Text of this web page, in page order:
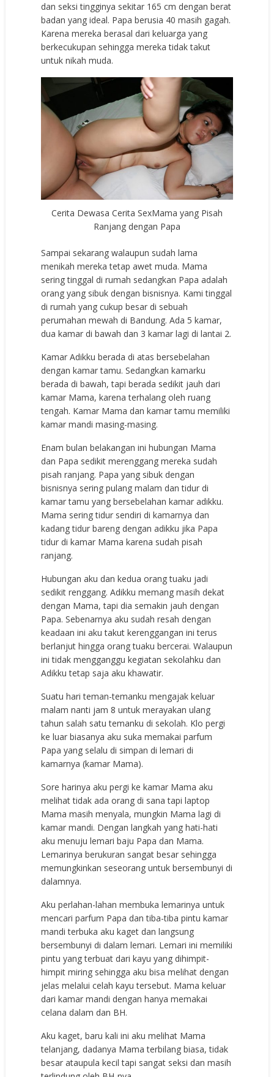
dan seksi tingginya sekitar 165 cm dengan berat
badan yang ideal. Papa berusia 40 masih gagah.
Karena mereka berasal dari keluarga yang
berkecukupan sehingga mereka tidak takut
untuk nikah muda.
Cerita Dewasa Cerita SexMama yang Pisah
Ranjang dengan Papa
Sampai sekarang walaupun sudah lama
menikah mereka tetap awet muda. Mama
sering tinggal di rumah sedangkan Papa adalah
orang yang sibuk dengan bisnisnya. Kami tinggal
di rumah yang cukup besar di sebuah
perumahan mewah di Bandung. Ada 5 kamar,
dua kamar di bawah dan 3 kamar lagi di lantai 2.
Kamar Adikku berada di atas bersebelahan
dengan kamar tamu. Sedangkan kamarku
berada di bawah, tapi berada sedikit jauh dari
kamar Mama, karena terhalang oleh ruang
tengah. Kamar Mama dan kamar tamu memiliki
kamar mandi masing-masing.
Enam bulan belakangan ini hubungan Mama
dan Papa sedikit merenggang mereka sudah
pisah ranjang. Papa yang sibuk dengan
bisnisnya sering pulang malam dan tidur di
kamar tamu yang bersebelahan kamar adikku.
Mama sering tidur sendiri di kamarnya dan
kadang tidur bareng dengan adikku jika Papa
tidur di kamar Mama karena sudah pisah
ranjang.
Hubungan aku dan kedua orang tuaku jadi
sedikit renggang. Adikku memang masih dekat
dengan Mama, tapi dia semakin jauh dengan
Papa. Sebenarnya aku sudah resah dengan
keadaan ini aku takut kerenggangan ini terus
berlanjut hingga orang tuaku bercerai. Walaupun
ini tidak mengganggu kegiatan sekolahku dan
Adikku tetap saja aku khawatir.
Suatu hari teman-temanku mengajak keluar
malam nanti jam 8 untuk merayakan ulang
tahun salah satu temanku di sekolah. Klo pergi
ke luar biasanya aku suka memakai parfum
Papa yang selalu di simpan di lemari di
kamarnya (kamar Mama).
Sore harinya aku pergi ke kamar Mama aku
melihat tidak ada orang di sana tapi laptop
Mama masih menyala, mungkin Mama lagi di
kamar mandi. Dengan langkah yang hati-hati
aku menuju lemari baju Papa dan Mama.
Lemarinya berukuran sangat besar sehingga
memungkinkan seseorang untuk bersembunyi di
dalamnya.
Aku perlahan-lahan membuka lemarinya untuk
mencari parfum Papa dan tiba-tiba pintu kamar
mandi terbuka aku kaget dan langsung
bersembunyi di dalam lemari. Lemari ini memiliki
pintu yang terbuat dari kayu yang dihimpit-
himpit miring sehingga aku bisa melihat dengan
jelas melalui celah kayu tersebut. Mama keluar
dari kamar mandi dengan hanya memakai
celana dalam dan BH.
Aku kaget, baru kali ini aku melihat Mama
telanjang, dadanya Mama terbilang biasa, tidak
besar ataupula kecil tapi sangat seksi dan masih